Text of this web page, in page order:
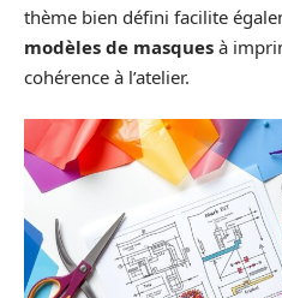
thème bien défini facilite
modèles de masques à
cohérence à l’atelier.